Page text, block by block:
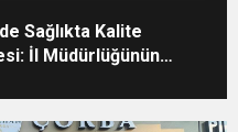
Sağlıkta Kalite
İl Müdürlüğünün